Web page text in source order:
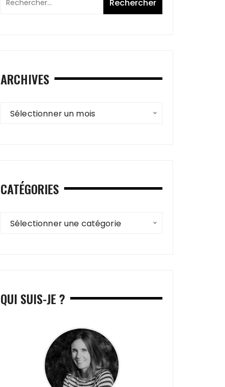
ARCHIVES
Archives
Sélectionner un mois
CATÉGORIES
Catégories
Sélectionner une catégorie
QUI SUIS-JE ?